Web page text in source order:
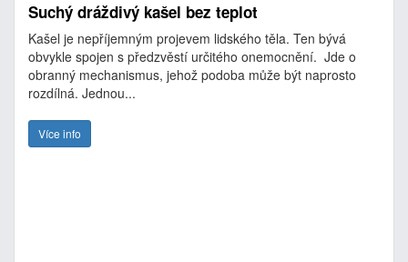
Suchý dráždivý kašel bez teplot
Kašel je nepříjemným projevem lidského těla. Ten bývá
obvykle spojen s předzvěstí určitého onemocnění. Jde o
obranný mechanismus, jehož podoba může být naprosto
rozdílná. Jednou...
Více info